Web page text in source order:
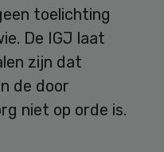
toelichting
De IGJ laat
zijn dat
de door
niet op orde is.